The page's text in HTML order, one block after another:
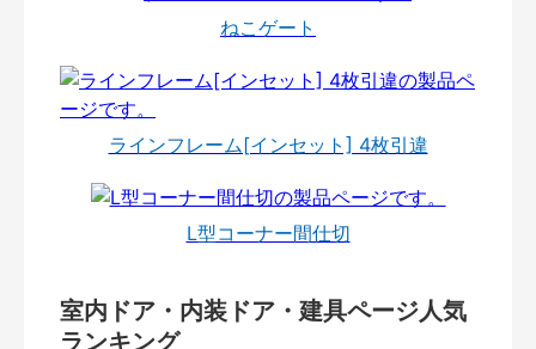
ねこゲート
ラインフレーム[インセット] 4枚引違
L型コーナー間仕切
室内ドア・内装ドア・建具ページ人気
ランキング